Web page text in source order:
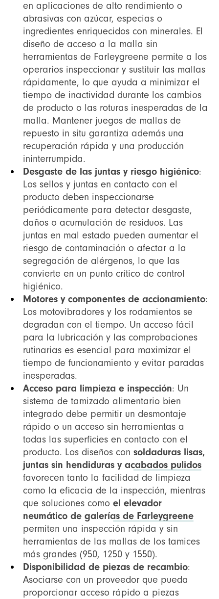
en aplicaciones de alto rendimiento o
abrasivas con azúcar, especias o
ingredientes enriquecidos con minerales. El
diseño de acceso a la malla sin
herramientas de Farleygreene permite a los
operarios inspeccionar y sustituir las mallas
rápidamente, lo que ayuda a minimizar el
tiempo de inactividad durante los cambios
de producto o las roturas inesperadas de la
malla. Mantener juegos de mallas de
repuesto in situ garantiza además una
recuperación rápida y una producción
ininterrumpida.
Desgaste de las juntas y riesgo higiénico:
Los sellos y juntas en contacto con el
producto deben inspeccionarse
periódicamente para detectar desgaste,
daños o acumulación de residuos. Las
juntas en mal estado pueden aumentar el
riesgo de contaminación o afectar a la
segregación de alérgenos, lo que las
convierte en un punto crítico de control
higiénico.
Motores y componentes de accionamiento:
Los motovibradores y los rodamientos se
degradan con el tiempo. Un acceso fácil
para la lubricación y las comprobaciones
rutinarias es esencial para maximizar el
tiempo de funcionamiento y evitar paradas
inesperadas.
Acceso para limpieza e inspección: Un
sistema de tamizado alimentario bien
integrado debe permitir un desmontaje
rápido o un acceso sin herramientas a
todas las superficies en contacto con el
producto. Los diseños consoldaduras lisas,
juntas sin hendiduras y acabados pulidos
favorecen tanto la facilidad de limpieza
como la eficacia de la inspección, mientras
que soluciones comoel elevador
neumático de galerías de Farleygreene
permiten una inspección rápida y sin
herramientas de las mallas de los tamices
más grandes (950, 1250 y 1550).
Disponibilidad de piezas de recambio:
Asociarse con un proveedor que pueda
proporcionar acceso rápido a piezas